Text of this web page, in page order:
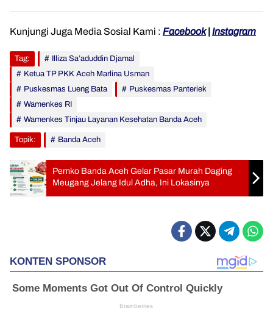
Kunjungi Juga Media Sosial Kami : Facebook| Instagram
Tag:
Illiza Sa’aduddin Djamal
Ketua TP PKK Aceh Marlina Usman
Puskesmas Lueng Bata
Puskesmas Panteriek
Wamenkes RI
Wamenkes Tinjau Layanan Kesehatan Banda Aceh
Topik: Banda Aceh
Pemko Banda Aceh Gelar Pasar Murah Daging
Meugang Jelang Idul Adha, Ini Lokasinya